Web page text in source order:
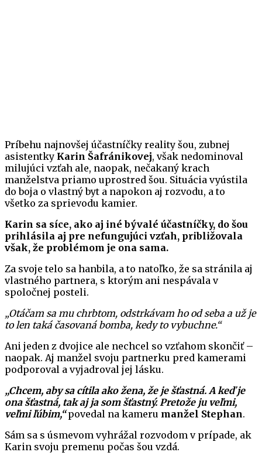
Príbehu najnovšej účastníčky reality šou, zubnej
asistentky Karin Šafránikovej, však nedominoval
milujúci vzťah ale, naopak, nečakaný krach
manželstva priamo uprostred šou. Situácia vyústila
do boja o vlastný byt a napokon aj rozvodu, a to
všetko za sprievodu kamier.
Karin sa síce, ako aj iné bývalé účastníčky, do šou
prihlásila aj pre nefungujúci vzťah, približovala
však, že problémom je ona sama.
Za svoje telo sa hanbila, a to natoľko, že sa stránila aj
vlastného partnera, s ktorým ani nespávala v
spoločnej posteli.
„Otáčam sa mu chrbtom, odstrkávam ho od seba a už je
to len taká časovaná bomba, kedy to vybuchne.“
Ani jeden z dvojice ale nechcel so vzťahom skončiť –
naopak. Aj manžel svoju partnerku pred kamerami
podporoval a vyjadroval jej lásku.
„Chcem, aby sa cítila ako žena, že je šťastná. A keď je
ona šťastná, tak aj ja som šťastný. Pretože ju veľmi,
veľmi ľúbim,“povedal na kameru manžel Stephan.
Sám sa s úsmevom vyhrážal rozvodom v prípade, ak
Karin svoju premenu počas šou vzdá.